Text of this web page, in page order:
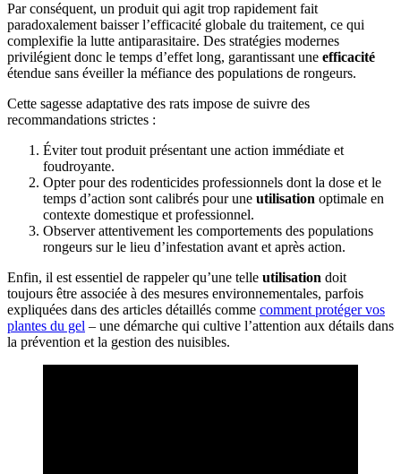
Par conséquent, un produit qui agit trop rapidement fait
paradoxalement baisser l’efficacité globale du traitement, ce qui
complexifie la lutte antiparasitaire. Des stratégies modernes
privilégient donc le temps d’effet long, garantissant une efficacité
étendue sans éveiller la méfiance des populations de rongeurs.
Cette sagesse adaptative des rats impose de suivre des
recommandations strictes :
Éviter tout produit présentant une action immédiate et
foudroyante.
Opter pour des rodenticides professionnels dont la dose et le
temps d’action sont calibrés pour une utilisation optimale en
contexte domestique et professionnel.
Observer attentivement les comportements des populations
rongeurs sur le lieu d’infestation avant et après action.
Enfin, il est essentiel de rappeler qu’une telle utilisation doit
toujours être associée à des mesures environnementales, parfois
expliquées dans des articles détaillés comme comment protéger vos
plantes du gel – une démarche qui cultive l’attention aux détails dans
la prévention et la gestion des nuisibles.